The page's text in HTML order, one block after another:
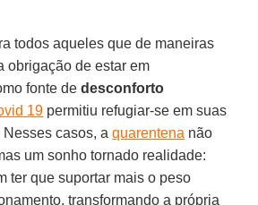
todos aqueles que de maneiras
obrigação de estar em
fonte dedesconforto
19 permitiu refugiar-se em suas
Nesses casos, aquarentena não
um sonho tornado realidade:
ter que suportar mais o peso
transformando a própria